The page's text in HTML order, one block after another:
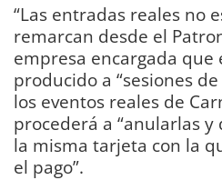
“Las entradas reales no
remarcan desde el
empresa encargada que
producido a “sesiones
los eventos reales de
procederá a “anularlas
la misma tarjeta con la
el pago”.